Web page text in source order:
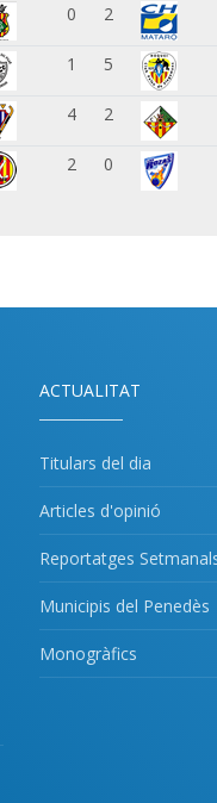
0 2
1 5
4 2
2 0
ACTUALITAT
Titulars del dia
Articles d'opinió
Reportatges
Municipis del Penedès
Monogràfics